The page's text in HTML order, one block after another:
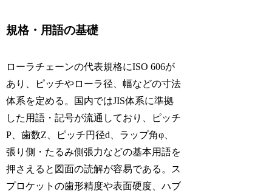
規格・用語の基礎
ローラチェーンの代表規格にISO 606が
あり、ピッチやローラ径、幅などの寸法
体系を定める。国内ではJIS体系に準拠
した用語・記号が流通しており、ピッチ
P、歯数Z、ピッチ円径d、ラップ角φ、
張り側・たるみ側張力などの基本用語を
押さえると図面の読解が容易である。ス
プロケットの歯形精度や表面硬度、ハブ